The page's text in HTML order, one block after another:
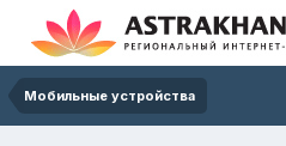
Мобильные устройства